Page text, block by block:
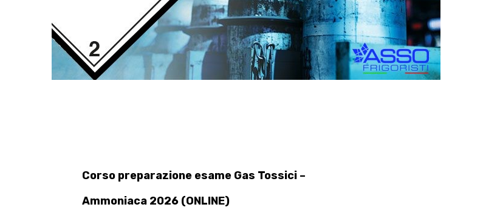
Corso preparazione esame Gas Tossici –
Ammoniaca 2026 (ONLINE)